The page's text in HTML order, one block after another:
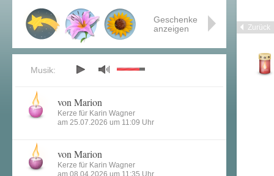
Zurück
Geschenke
anzeigen
Musik:
von Marion
Kerze für Karin Wagner
am 25.07.2026 um 11:09 Uhr
von Marion
Kerze für Karin Wagner
am 08.04.2026 um 11:35 Uhr